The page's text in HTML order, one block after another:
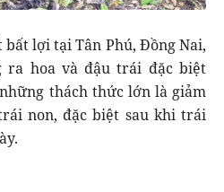
lợi tại Tân Phú, Đồng Nai,
ra hoa và đậu trái đặc biệt
thách thức lớn là giảm
non, đặc biệt sau khi trái